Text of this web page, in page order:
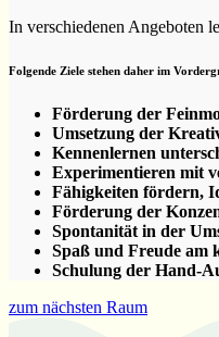
In verschiedenen Angeboten
Folgende Ziele stehen daher im
Förderung der
Umsetzung der
Kennenlernen
Experimentieren mit
Fähigkeiten fördern,
Förderung der
Spontanität in der
Spaß und Freude am
Schulung der Hand-
zum nächsten Raum